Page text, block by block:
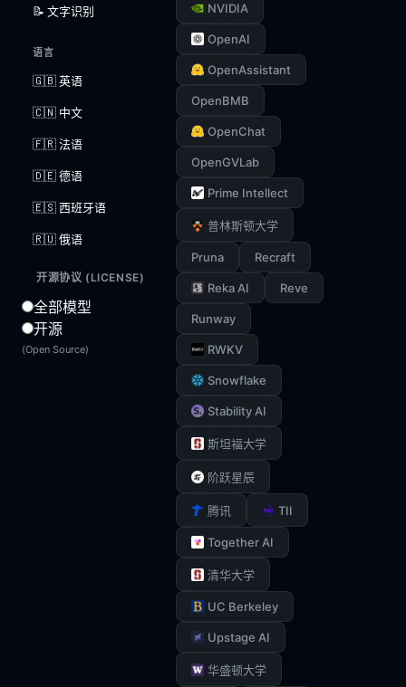
📝 文字识别
语言
🇬🇧 英语
🇨🇳 中文
🇫🇷 法语
🇩🇪 德语
🇪🇸 西班牙语
🇷🇺 俄语
开源协议 (LICENSE)
全部模型
开源
(Open Source)
NVIDIA
OpenAI
OpenAssistant
OpenBMB
OpenChat
OpenGVLab
Prime Intellect
普林斯顿大学
Pruna Recraft
Reka AI Reve
Runway
RWKV
Snowflake
Stability AI
斯坦福大学
阶跃星辰
腾讯 TII
Together AI
清华大学
UC Berkeley
Upstage AI
华盛顿大学